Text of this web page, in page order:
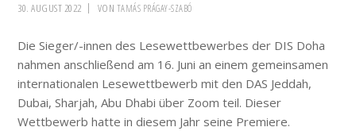
30. AUGUST 2022 VON TAMÁS PRÁGAY-SZABÓ
Die Sieger/-innen des Lesewettbewerbes der DIS Doha
nahmen anschließend am 16. Juni an einem gemeinsamen
internationalen Lesewettbewerb mit den DAS Jeddah,
Dubai, Sharjah, Abu Dhabi über Zoom teil. Dieser
Wettbewerb hatte in diesem Jahr seine Premiere.